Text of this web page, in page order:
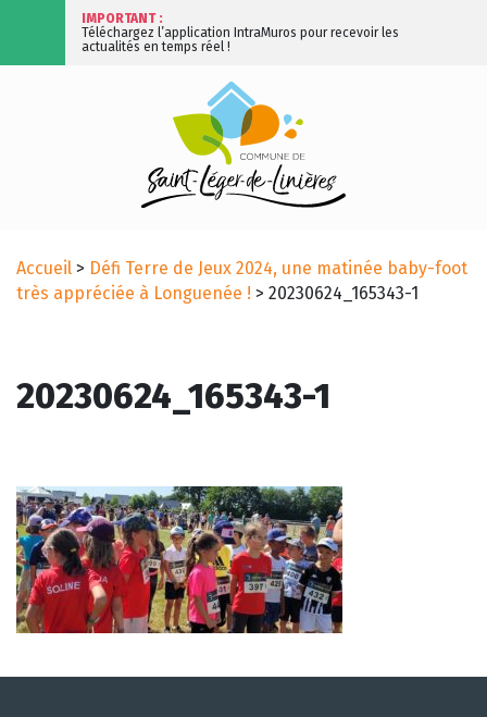
IMPORTANT :
Téléchargez l’application IntraMuros pour recevoir les
actualités en temps réel !
Accueil > Défi Terre de Jeux 2024, une matinée baby-foot
très appréciée à Longuenée ! > 20230624_165343-1
20230624_165343-1